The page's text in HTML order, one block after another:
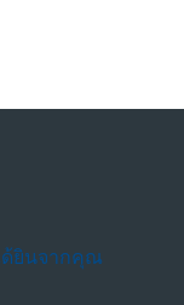
ด้ยินจากคุณ